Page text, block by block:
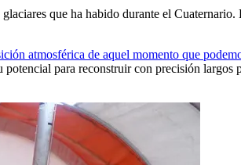
que ha habido durante el Cuaternario.
atmosférica de aquel momento que
para reconstruir con precisión largos